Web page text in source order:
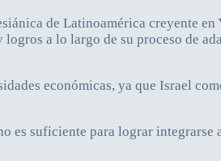
de Latinoamérica creyente
a lo largo de su proceso de
económicas, ya que Israel
es suficiente para lograr